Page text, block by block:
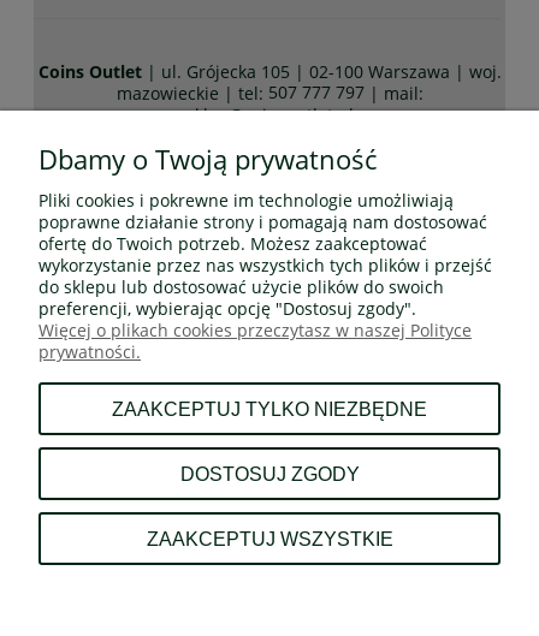
Coins Outlet| ul. Grójecka 105 | 02-100 Warszawa | woj.
mazowieckie | tel: 507 777 797| mail:
sklep@coinsoutlet.pl
Wszelkie prawa zastrzeżone! Wszystkie teksty, rysunki,
zdjęcia oraz wszystkie inne informacje opublikowane na
niniejszych stronach podlegają prawom autorskim
CoinsOutlet.pl
Wszelkie kopiowanie, dystrybucja, elektroniczne
przetwarzanie oraz przesyłanie zawartości bez zezwolenia
CoinsOutlet.pl jest zabronione.
Dbamy o Twoją prywatność
Pliki cookies i pokrewne im technologie umożliwiają
poprawne działanie strony i pomagają nam dostosować
ofertę do Twoich potrzeb. Możesz zaakceptować
wykorzystanie przez nas wszystkich tych plików i przejść
do sklepu lub dostosować użycie plików do swoich
preferencji, wybierając opcję "Dostosuj zgody".
Więcej o plikach cookies przeczytasz w naszej Polityce
prywatności.
ZAAKCEPTUJ TYLKO NIEZBĘDNE
DOSTOSUJ ZGODY
ZAAKCEPTUJ WSZYSTKIE